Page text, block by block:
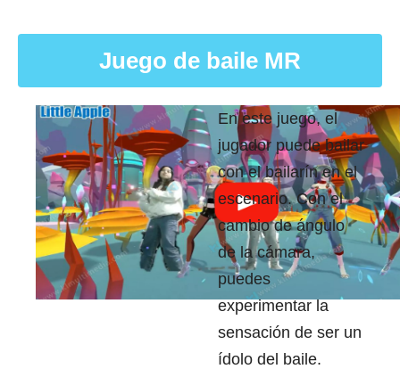
Juego de baile MR
En este juego, el
jugador puede bailar
con el bailarín en el
escenario. Con el
cambio de ángulo
de la cámara,
puedes
experimentar la
sensación de ser un
ídolo del baile.